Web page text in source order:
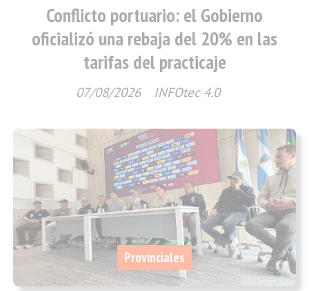
Conflicto portuario: el Gobierno
oficializó una rebaja del 20% en las
tarifas del practicaje
INFOtec 4.0
07/08/2026
Provinciales